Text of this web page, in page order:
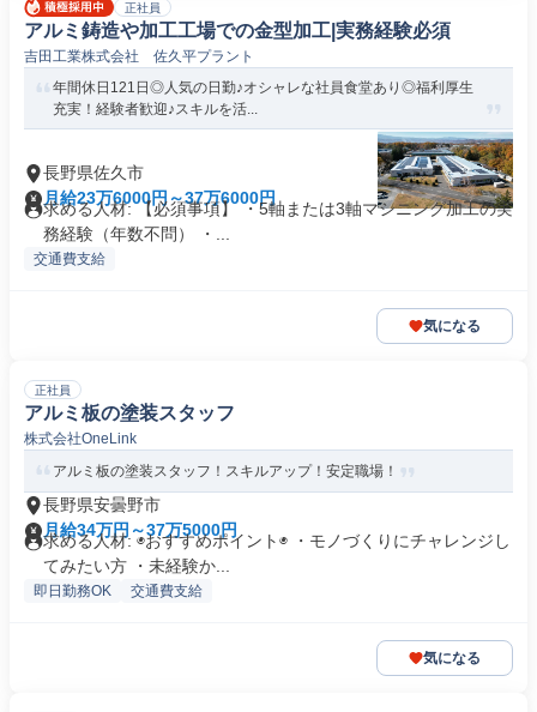
正社員
アルミ鋳造や加工工場での金型加工|実務経験必須
吉田工業株式会社 佐久平プラント
年間休日121日◎人気の日勤♪オシャレな社員食堂あり◎福利厚生
充実！経験者歓迎♪スキルを活...
長野県佐久市
月給23万6000円～37万6000円
求める人材: 【必須事項】 ・5軸または3軸マシニング加工の実
務経験（年数不問） ・...
交通費支給
気になる
正社員
アルミ板の塗装スタッフ
株式会社OneLink
アルミ板の塗装スタッフ！スキルアップ！安定職場！
長野県安曇野市
月給34万円～37万5000円
求める人材: ◉おすすめポイント◉ ・モノづくりにチャレンジし
てみたい方 ・未経験か...
即日勤務OK 交通費支給
気になる